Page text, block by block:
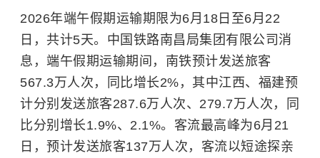
2026年端午假期运输期限为6月18日至6月22
日，共计5天。中国铁路南昌局集团有限公司消
息，端午假期运输期间，南铁预计发送旅客
567.3万人次，同比增长2%，其中江西、福建预
计分别发送旅客287.6万人次、279.7万人次，同
比分别增长1.9%、2.1%。客流最高峰为6月21
日，预计发送旅客137万人次，客流以短途探亲